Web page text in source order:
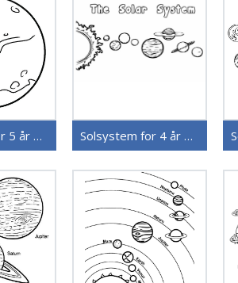
Solsystem for 5 år gamle Barn Solsystem for 4 år gamle Barn